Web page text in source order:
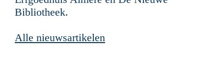
Bibliotheek.
Alle nieuwsartikelen